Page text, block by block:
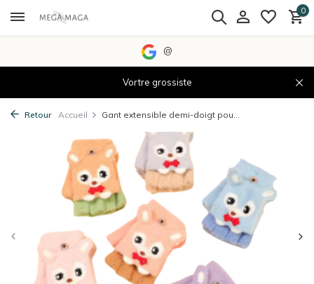
0
@
Vortre grossiste
Retour Accueil Gant extensible demi-doigt pou...